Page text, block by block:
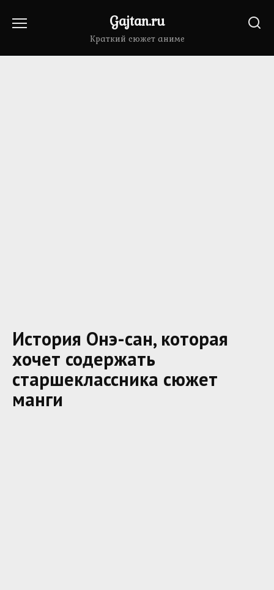
Gajtan.ru
Краткий сюжет аниме
История Онэ-сан, которая
хочет содержать
старшеклассника сюжет
манги